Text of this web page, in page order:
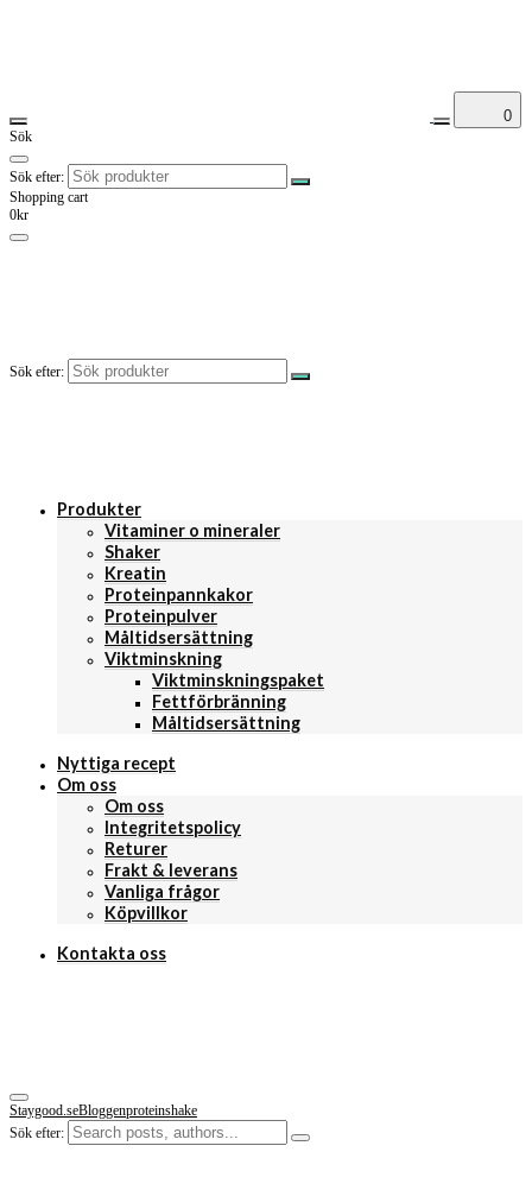
0
Sök
Sök efter:
Shopping cart
0kr
Sök efter:
Produkter
Vitaminer o mineraler
Shaker
Kreatin
Proteinpannkakor
Proteinpulver
Måltidsersättning
Viktminskning
Viktminskningspaket
Fettförbränning
Måltidsersättning
Nyttiga recept
Om oss
Om oss
Integritetspolicy
Returer
Frakt & leverans
Vanliga frågor
Köpvillkor
Kontakta oss
Staygood.seBloggenproteinshake
Sök efter: